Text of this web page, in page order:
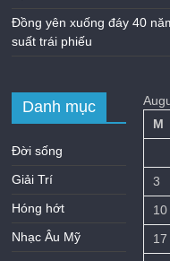
Đồng yên xuống đáy 40
suất trái phiếu
Danh mục
Đời sống
Giải Trí
Hóng hớt
Nhạc Âu Mỹ
M
3
10
17